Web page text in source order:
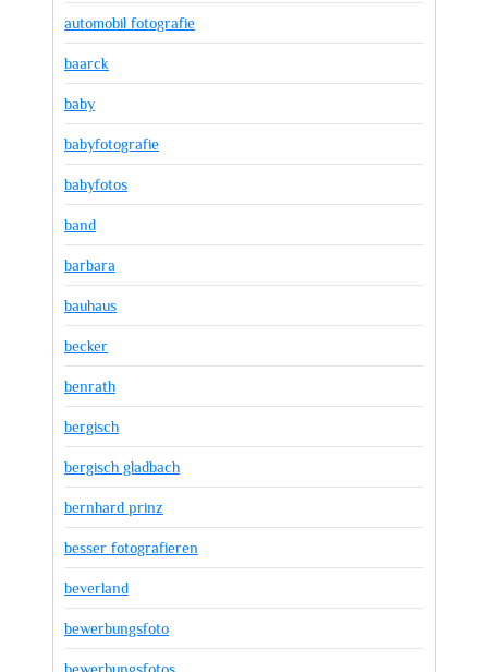
automobil fotografie
baarck
baby
babyfotografie
babyfotos
band
barbara
bauhaus
becker
benrath
bergisch
bergisch gladbach
bernhard prinz
besser fotografieren
beverland
bewerbungsfoto